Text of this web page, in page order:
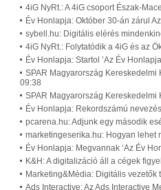
4iG NyRt.: A 4iG csoport Észak-
Év Honlapja: Október 30-án zárul
sybell.hu: Digitális elérés
4iG NyRt.: Folytatódik a 4iG és az
Év Honlapja: Startol ’Az Év
SPAR Magyarország
09:38
SPAR Magyarország Kereskedelmi
Év Honlapja: Rekordszámú
pcarena.hu: Adjunk egy második
marketingeserika.hu: Hogyan lehet
Év Honlapja: Megvannak ‘Az Év
K&H: A digitalizáció áll a cégek
Marketing&Média: Digitális vezetők
Ads Interactive: Az Ads Interactive